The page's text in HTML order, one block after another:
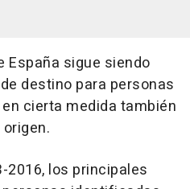
España sigue siendo
destino para personas
cierta medida también
2016, los principales